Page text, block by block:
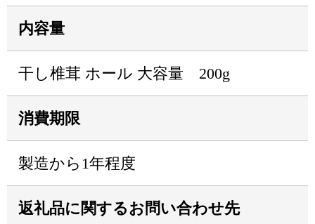
内容量
干し椎茸 ホール 大容量 200g
消費期限
製造から1年程度
返礼品に関するお問い合わせ先